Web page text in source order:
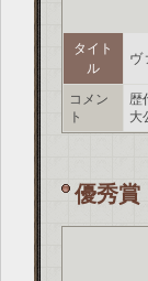
タイト
ル
ヴ
コメン
ト
歴
大
優秀賞